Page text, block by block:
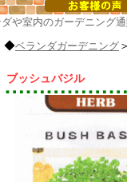
や室内のガーデニング
◆ベランダガーデニング
ブッシュバジル